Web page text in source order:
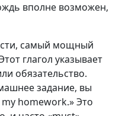
вполне возможен,
самый мощный
глагол указывает
обязательство.
задание, вы
homework.» Это